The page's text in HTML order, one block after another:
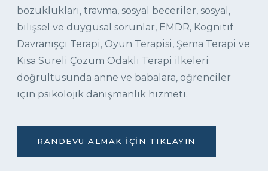
bozuklukları, travma, sosyal beceriler, sosyal,
bilişsel ve duygusal sorunlar, EMDR, Kognitif
Davranışçı Terapi, Oyun Terapisi, Şema Terapi ve
Kısa Süreli Çözüm Odaklı Terapi ilkeleri
doğrultusunda anne ve babalara, öğrenciler
için psikolojik danışmanlık hizmeti.
RANDEVU ALMAK İÇIN TIKLAYIN